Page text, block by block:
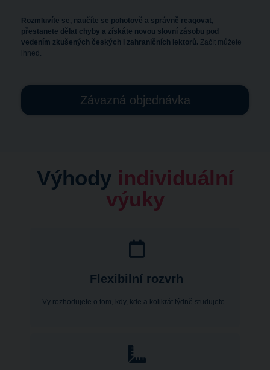
Rozmluvíte se, naučíte se pohotově a správně reagovat,
přestanete dělat chyby a získáte novou slovní zásobu pod
vedením zkušených českých i zahraničních lektorů. Začít můžete
ihned.
Závazná objednávka
Výhody individuální
výuky
Flexibilní rozvrh
Vy rozhodujete o tom, kdy, kde a kolikrát týdně studujete.